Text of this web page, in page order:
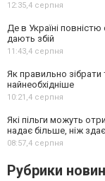
12:35,4 серпня
Де в Україні повністю
дають збій
11:43,4 серпня
Як правильно
найнеобхідніше
10:21,4 серпня
Які пільги можуть
надає більше, ніж
08:57,4 серпня
Рубрики новин